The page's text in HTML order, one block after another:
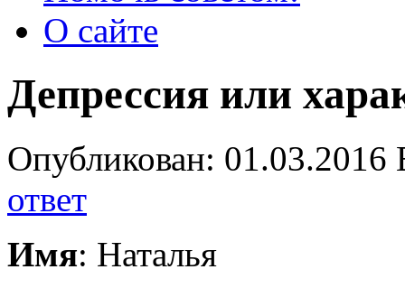
О сайте
Депрессия или
Опубликован:
ответ
Имя: Наталья